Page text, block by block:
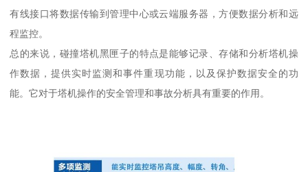
有线接口将数据传输到管理中心或云端服务器，方便数据分析和远
程监控。
总的来说，碰撞塔机黑匣子的特点是能够记录、存储和分析塔机操
作数据，提供实时监测和事件重现功能，以及保护数据安全的功
能。它对于塔机操作的安全管理和事故分析具有重要的作用。